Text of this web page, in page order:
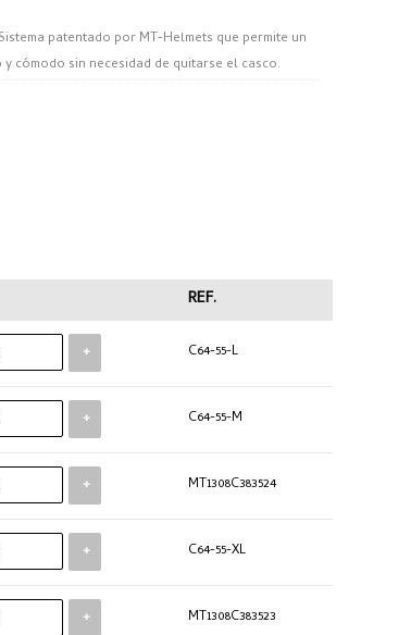
Sistema patentado por MT-Helmets que permite un
cómodo sin necesidad de quitarse el casco.
Sistema de retención diseñado para evitar
sport-turismo, ofreciendo el mejor compromiso
específicamente para cada talla,
la ventilación y evacuación de la humedad.
REF.
+ C64-55-L
+ C64-55-M
+ MT1308C383524
+ C64-55-XL
+ MT1308C383523